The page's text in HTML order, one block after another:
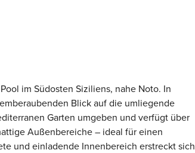
im Südosten Siziliens, nahe Noto. In
Blick auf die umliegende
Garten umgeben und verfügt über
Außenbereiche – ideal für einen
und einladende Innenbereich erstreckt sich